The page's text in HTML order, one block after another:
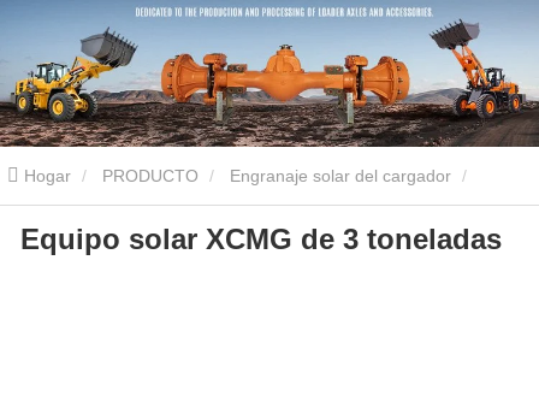
Hogar PRODUCTO Engranaje solar del cargador
Engranaje solar del cargador XCMG Equipo solar XCMG de 3
Equipo solar XCMG de 3 toneladas